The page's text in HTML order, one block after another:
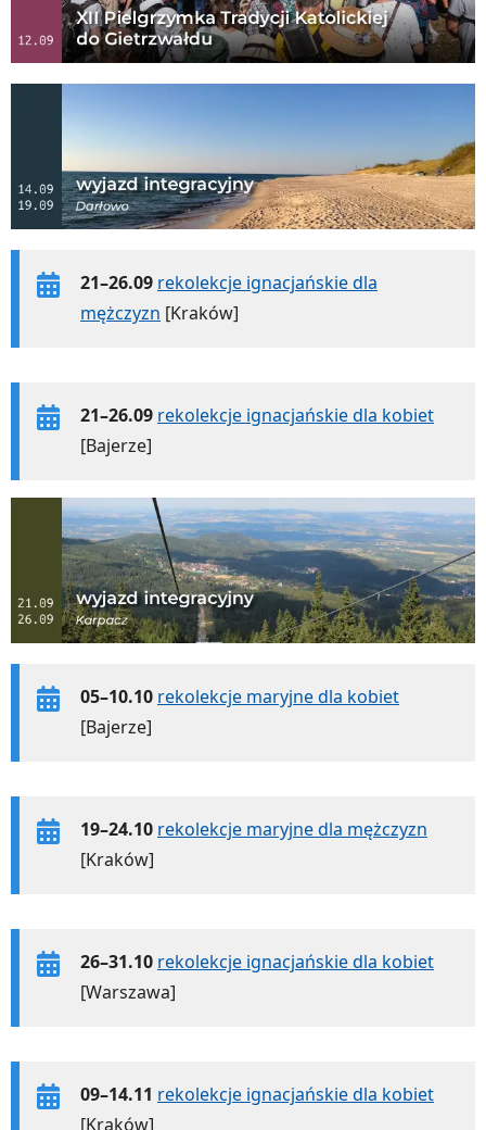
21–26.09 rekolekcje ignacjańskie dla
mężczyzn [Kraków]
21–26.09 rekolekcje ignacjańskie dla kobiet
[Bajerze]
05–10.10 rekolekcje maryjne dla kobiet
[Bajerze]
19–24.10 rekolekcje maryjne dla mężczyzn
[Kraków]
26–31.10 rekolekcje ignacjańskie dla kobiet
[Warszawa]
09–14.11 rekolekcje ignacjańskie dla kobiet
[Kraków]